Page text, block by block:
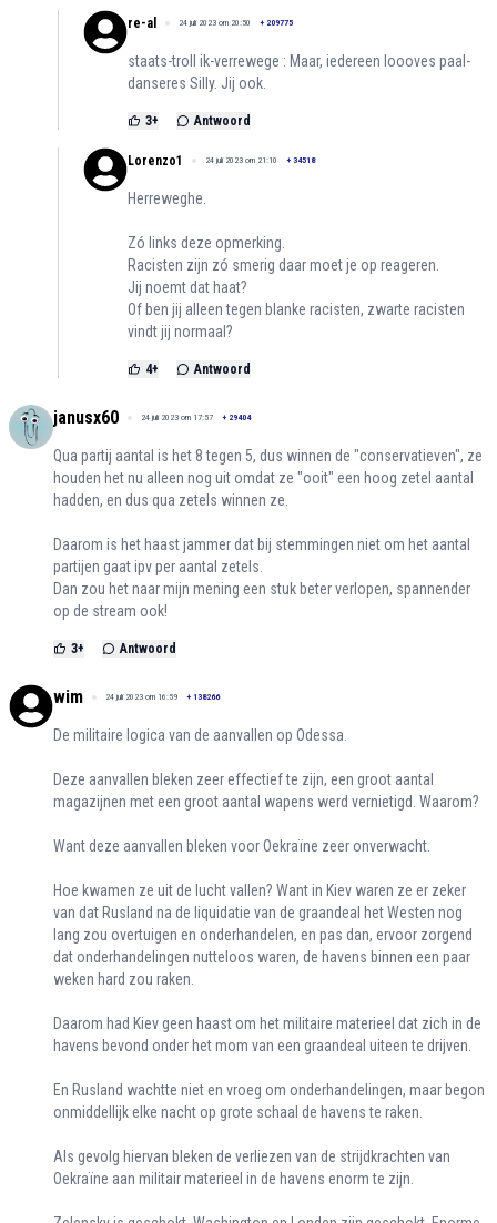
re-al 24 juli 2023 om 20:50 + 209775
staats-troll ik-verrewege : Maar, iedereen loooves paal-
danseres Silly. Jij ook.
3+ Antwoord
Lorenzo1 24 juli 2023 om 21:10 + 34518
Herreweghe.
Zó links deze opmerking.
Racisten zijn zó smerig daar moet je op reageren.
Jij noemt dat haat?
Of ben jij alleen tegen blanke racisten, zwarte racisten
vindt jij normaal?
4+ Antwoord
janusx60 24 juli 2023 om 17:57 + 29404
Qua partij aantal is het 8 tegen 5, dus winnen de "conservatieven", ze
houden het nu alleen nog uit omdat ze "ooit" een hoog zetel aantal
hadden, en dus qua zetels winnen ze.
Daarom is het haast jammer dat bij stemmingen niet om het aantal
partijen gaat ipv per aantal zetels.
Dan zou het naar mijn mening een stuk beter verlopen, spannender
op de stream ook!
3+ Antwoord
wim 24 juli 2023 om 16:59 + 138266
De militaire logica van de aanvallen op Odessa.
Deze aanvallen bleken zeer effectief te zijn, een groot aantal
magazijnen met een groot aantal wapens werd vernietigd. Waarom?
Want deze aanvallen bleken voor Oekraïne zeer onverwacht.
Hoe kwamen ze uit de lucht vallen? Want in Kiev waren ze er zeker
van dat Rusland na de liquidatie van de graandeal het Westen nog
lang zou overtuigen en onderhandelen, en pas dan, ervoor zorgend
dat onderhandelingen nutteloos waren, de havens binnen een paar
weken hard zou raken.
Daarom had Kiev geen haast om het militaire materieel dat zich in de
havens bevond onder het mom van een graandeal uiteen te drijven.
En Rusland wachtte niet en vroeg om onderhandelingen, maar begon
onmiddellijk elke nacht op grote schaal de havens te raken.
Als gevolg hiervan bleken de verliezen van de strijdkrachten van
Oekraïne aan militair materieel in de havens enorm te zijn.